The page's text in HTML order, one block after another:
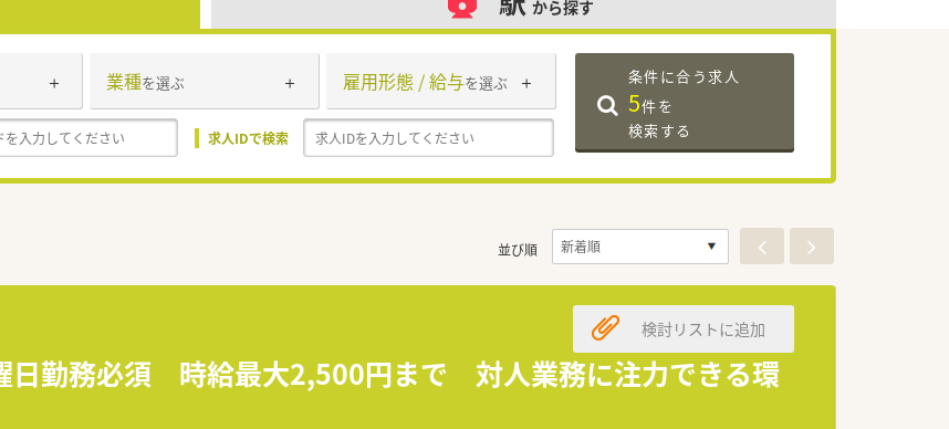
から探す
業種を選ぶ 雇用形態 / 給与を選ぶ
求人IDで検索
条件に合う求人
5件を
検索する
並び順
日勤務必須 時給最大2,500円まで 対人業務に注力できる環
検討リストに追加